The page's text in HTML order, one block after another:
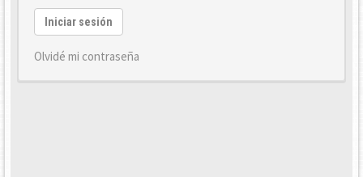
Iniciar sesión
Olvidé mi contraseña